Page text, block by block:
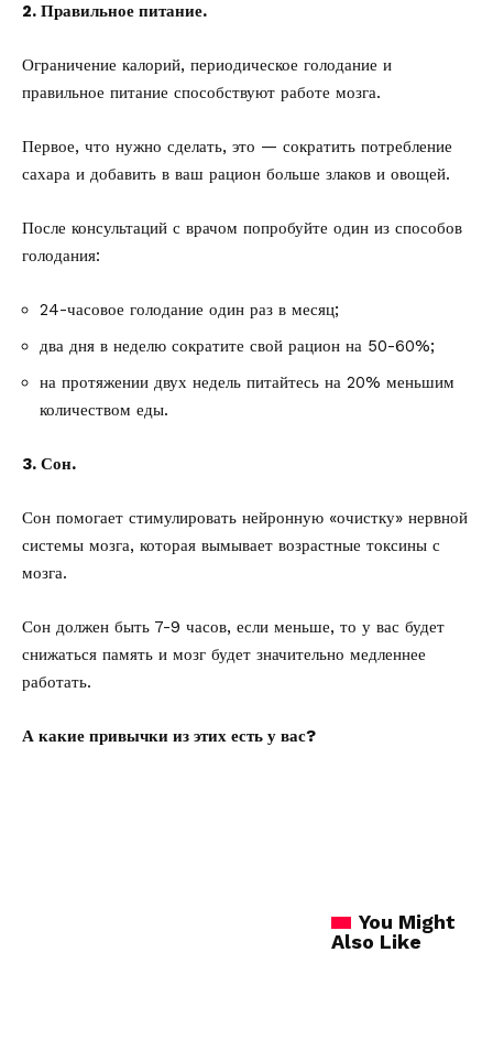
2. Правильное питание.
Ограничение калорий, периодическое голодание и
правильное питание способствуют работе мозга.
Первое, что нужно сделать, это — сократить потребление
сахара и добавить в ваш рацион больше злаков и овощей.
После консультаций с врачом попробуйте один из способов
голодания:
24-часовое голодание один раз в месяц;
два дня в неделю сократите свой рацион на 50-60%;
на протяжении двух недель питайтесь на 20% меньшим
количеством еды.
3. Сон.
Сон помогает стимулировать нейронную «очистку» нервной
системы мозга, которая вымывает возрастные токсины с
мозга.
Сон должен быть 7-9 часов, если меньше, то у вас будет
снижаться память и мозг будет значительно медленнее
работать.
А какие привычки из этих есть у вас?
You Might
Also Like